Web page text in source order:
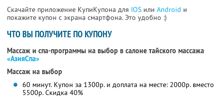
Скачайте приложение КупиКупона для IOS или Android и
покажите купон с экрана смартфона. Это удобно :)
ЧТО ВЫ ПОЛУЧИТЕ ПО КУПОНУ
Массаж и спа-программы на выбор в салоне тайского массажа
«АзияСпа»
Массаж на выбор
60 минут. Купон за 1300р. и доплата на месте: 2000р. вместо
5500р. Скидка 40%